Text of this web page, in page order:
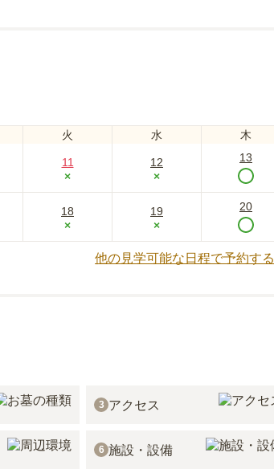
火 水 木
11
×
12
×
13
18
×
19
×
20
他の見学可能な日程で予約する
3 アクセス
6 施設・設備